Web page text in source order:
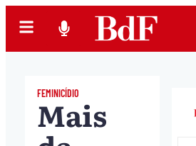
FEMINICÍDIO
Mais